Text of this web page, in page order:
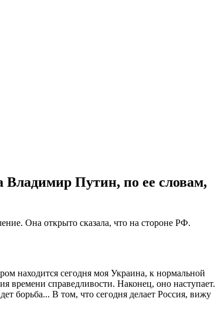
Владимир Путин, по ее словам,
Она открыто сказала, что на стороне РФ.
находится сегодня моя Украина, к нормальной
времени справедливости. Наконец, оно наступает.
борьба... В том, что сегодня делает Россия, вижу